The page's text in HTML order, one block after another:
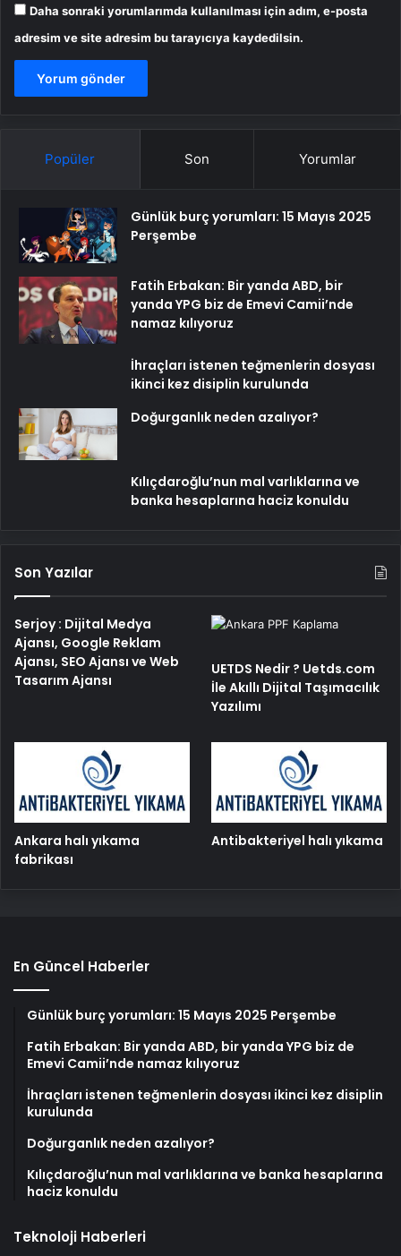
Daha sonraki yorumlarımda kullanılması için adım, e-posta
adresim ve site adresim bu tarayıcıya kaydedilsin.
Popüler Son Yorumlar
Günlük burç yorumları: 15 Mayıs 2025
Perşembe
Fatih Erbakan: Bir yanda ABD, bir
yanda YPG biz de Emevi Camii’nde
namaz kılıyoruz
İhraçları istenen teğmenlerin dosyası
ikinci kez disiplin kurulunda
Doğurganlık neden azalıyor?
Kılıçdaroğlu’nun mal varlıklarına ve
banka hesaplarına haciz konuldu
Son Yazılar
Serjoy : Dijital Medya
Ajansı, Google Reklam
Ajansı, SEO Ajansı ve Web
Tasarım Ajansı
UETDS Nedir ? Uetds.com
İle Akıllı Dijital Taşımacılık
Yazılımı
Ankara halı yıkama
fabrikası
Antibakteriyel halı yıkama
En Güncel Haberler
Günlük burç yorumları: 15 Mayıs 2025 Perşembe
Fatih Erbakan: Bir yanda ABD, bir yanda YPG biz de
Emevi Camii’nde namaz kılıyoruz
İhraçları istenen teğmenlerin dosyası ikinci kez disiplin
kurulunda
Doğurganlık neden azalıyor?
Kılıçdaroğlu’nun mal varlıklarına ve banka hesaplarına
haciz konuldu
Teknoloji Haberleri